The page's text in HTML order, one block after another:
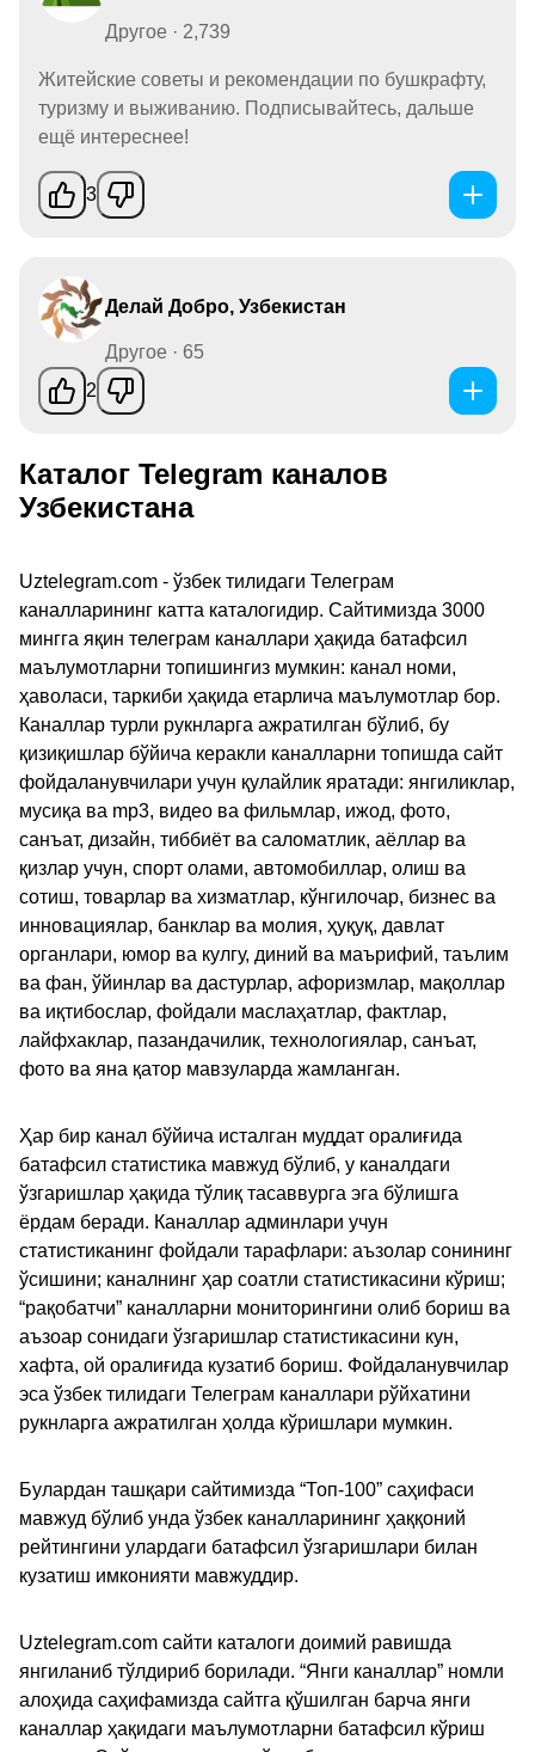
Другое · 2,739
Житейские советы и рекомендации по бушкрафту,
туризму и выживанию. Подписывайтесь, дальше
ещё интереснее!
3
Делай Добро, Узбекистан
Другое · 65
2
Каталог Telegram каналов
Узбекистана
Uztelegram.com - ўзбек тилидаги Телеграм
каналларининг катта каталогидир. Сайтимизда 3000
мингга яқин телеграм каналлари ҳақида батафсил
маълумотларни топишингиз мумкин: канал номи,
ҳаволаси, таркиби ҳақида етарлича маълумотлар бор.
Каналлар турли рукнларга ажратилган бўлиб, бу
қизиқишлар бўйича керакли каналларни топишда сайт
фойдаланувчилари учун қулайлик яратади: янгиликлар,
мусиқа ва mp3, видео ва фильмлар, ижод, фото,
санъат, дизайн, тиббиёт ва саломатлик, аёллар ва
қизлар учун, спорт олами, автомобиллар, олиш ва
сотиш, товарлар ва хизматлар, кўнгилочар, бизнес ва
инновациялар, банклар ва молия, ҳуқуқ, давлат
органлари, юмор ва кулгу, диний ва маърифий, таълим
ва фан, ўйинлар ва дастурлар, афоризмлар, мақоллар
ва иқтибослар, фойдали маслаҳатлар, фактлар,
лайфхаклар, пазандачилик, технологиялар, санъат,
фото ва яна қатор мавзуларда жамланган.
Ҳар бир канал бўйича исталган муддат оралиғида
батафсил статистика мавжуд бўлиб, у каналдаги
ўзгаришлар ҳақида тўлиқ тасаввурга эга бўлишга
ёрдам беради. Каналлар админлари учун
статистиканинг фойдали тарафлари: аъзолар сонининг
ўсишини; каналнинг ҳар соатли статистикасини кўриш;
“рақобатчи” каналларни мониторингини олиб бориш ва
аъзоар сонидаги ўзгаришлар статистикасини кун,
хафта, ой оралиғида кузатиб бориш. Фойдаланувчилар
эса ўзбек тилидаги Телеграм каналлари рўйхатини
рукнларга ажратилган ҳолда кўришлари мумкин.
Булардан ташқари сайтимизда “Топ-100” саҳифаси
мавжуд бўлиб унда ўзбек каналларининг ҳаққоний
рейтингини улардаги батафсил ўзгаришлари билан
кузатиш имконияти мавжуддир.
Uztelegram.com сайти каталоги доимий равишда
янгиланиб тўлдириб борилади. “Янги каналлар” номли
алоҳида саҳифамизда сайтга қўшилган барча янги
каналлар ҳақидаги маълумотларни батафсил кўриш